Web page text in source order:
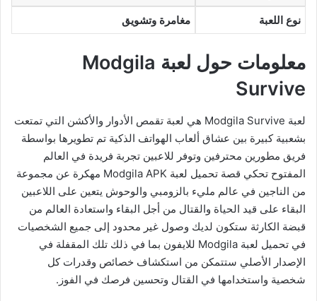
نوع اللعبة مغامرة وتشويق
معلومات حول لعبة Modgila
Survive
لعبة Modgila Survive هي لعبة تقمص الأدوار والأكشن التي تمتعت
بشعبية كبيرة بين عشاق ألعاب الهواتف الذكية تم تطويرها بواسطة
فريق مطورين محترفين وتوفر للاعبين تجربة فريدة في العالم
المفتوح تحكي قصة تحميل لعبة Modgila APK مهكرة عن مجموعة
من الناجين في عالم مليء بالزومبي والوحوش يتعين على اللاعبين
البقاء على قيد الحياة والقتال من أجل البقاء واستعادة العالم من
قبضة الكارثة ستكون لديك وصول غير محدود إلى جميع الشخصيات
في تحميل لعبة Modgila للايفون بما في ذلك تلك المقفلة في
الإصدار الأصلي ستتمكن من استكشاف خصائص وقدرات كل
شخصية واستخدامها في القتال وتحسين فرصك في الفوز.